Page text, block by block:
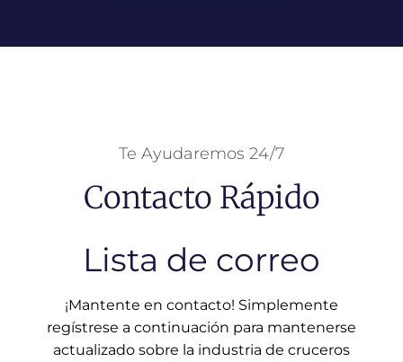
Te Ayudaremos 24/7
Contacto Rápido
Lista de correo
¡Mantente en contacto! Simplemente
regístrese a continuación para mantenerse
actualizado sobre la industria de cruceros